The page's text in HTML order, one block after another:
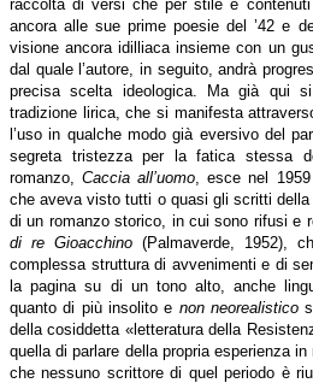
raccolta di versi che per stile e
ancora alle sue prime poesie del ’42 e
visione ancora idilliaca insieme con un
dal quale l’autore, in seguito, andrà
precisa scelta ideologica. Ma già qui
tradizione lirica, che si manifesta
l’uso in qualche modo già eversivo del
segreta tristezza per la fatica stessa
romanzo,Caccia all’uomo , esce nel
che aveva visto tutti o quasi gli scritti
di un romanzo storico, in cui sono rifusi e
di re Gioacchino (Palmaverde, 1952),
complessa struttura di avvenimenti e di
la pagina su di un tono alto, anche
quanto di più insolito e non neorealistico
della cosiddetta «letteratura della
quella di parlare della propria esperienza
che nessuno scrittore di quel periodo è